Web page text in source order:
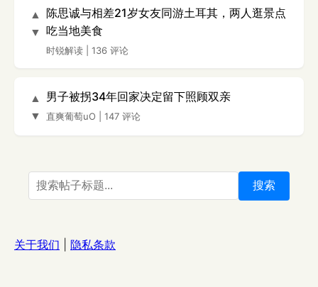
▲
▼
陈思诚与相差21岁女友同游土耳其，两人逛景点
吃当地美食
时锐解读 136 评论
▲
▼
男子被拐34年回家决定留下照顾双亲
直爽葡萄uO 147 评论
搜索
关于我们 隐私条款